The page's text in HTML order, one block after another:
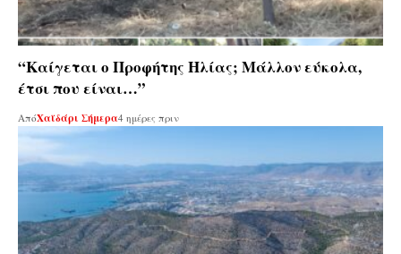
“Καίγεται ο Προφήτης Ηλίας; Μάλλον εύκολα,
έτσι που είναι…”
ΑπόΧαϊδάρι Σήμερα4 ημέρες πριν